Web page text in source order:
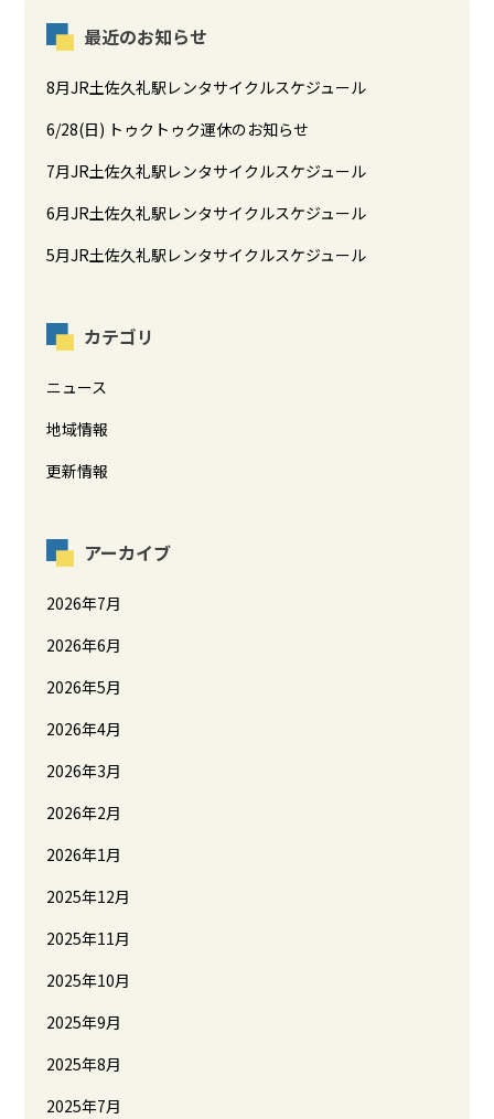
最近のお知らせ
8月JR土佐久礼駅レンタサイクルスケジュール
6/28(日) トゥクトゥク運休のお知らせ
7月JR土佐久礼駅レンタサイクルスケジュール
6月JR土佐久礼駅レンタサイクルスケジュール
5月JR土佐久礼駅レンタサイクルスケジュール
カテゴリ
ニュース
地域情報
更新情報
アーカイブ
2026年7月
2026年6月
2026年5月
2026年4月
2026年3月
2026年2月
2026年1月
2025年12月
2025年11月
2025年10月
2025年9月
2025年8月
2025年7月